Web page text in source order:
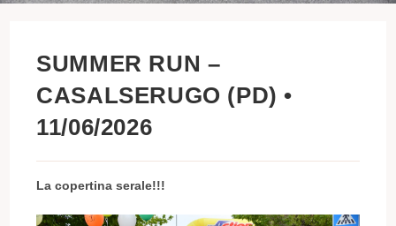
SUMMER RUN –
CASALSERUGO (PD) •
11/06/2026
La copertina serale!!!